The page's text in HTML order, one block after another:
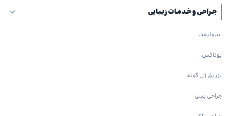
جراحی و خدمات زیبایی
اندولیفت
بوتاکس
تزریق ژل گونه
جراحی بینی